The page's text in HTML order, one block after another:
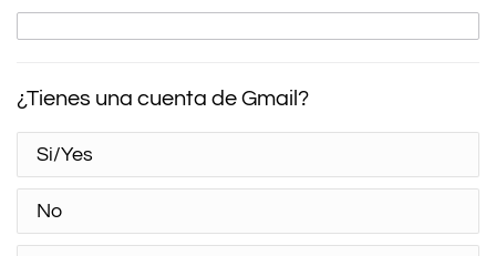
¿Tienes una cuenta de Gmail?
Si/Yes
No